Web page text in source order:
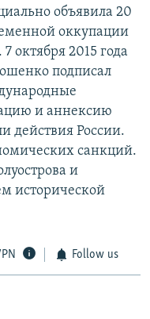
объявила 20
оккупации
октября 2015 года
подписал
и аннексию
действия России.
санкций.
и
исторической
Follow us